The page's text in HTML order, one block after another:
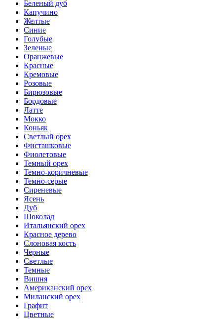
Беленый дуб
Капучино
Желтые
Синие
Голубые
Зеленые
Оранжевые
Красные
Кремовые
Розовые
Бирюзовые
Бордовые
Латте
Мокко
Коньяк
Светлый орех
Фисташковые
Фиолетовые
Темный орех
Темно-коричневые
Темно-серые
Сиреневые
Ясень
Дуб
Шоколад
Итальянский орех
Красное дерево
Слоновая кость
Черные
Светлые
Темные
Вишня
Американский орех
Миланский орех
Графит
Цветные